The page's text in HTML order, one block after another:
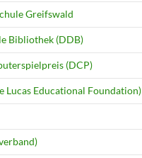
Greifswald
Bibliothek (DDB)
(DCP)
Lucas Educational Foundation)